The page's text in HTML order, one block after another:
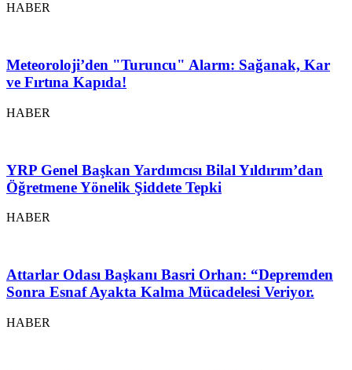
HABER
Meteoroloji’den "Turuncu" Alarm: Sağanak, Kar
ve Fırtına Kapıda!
HABER
YRP Genel Başkan Yardımcısı Bilal Yıldırım’dan
Öğretmene Yönelik Şiddete Tepki
HABER
Attarlar Odası Başkanı Basri Orhan: “Depremden
Sonra Esnaf Ayakta Kalma Mücadelesi Veriyor.
HABER